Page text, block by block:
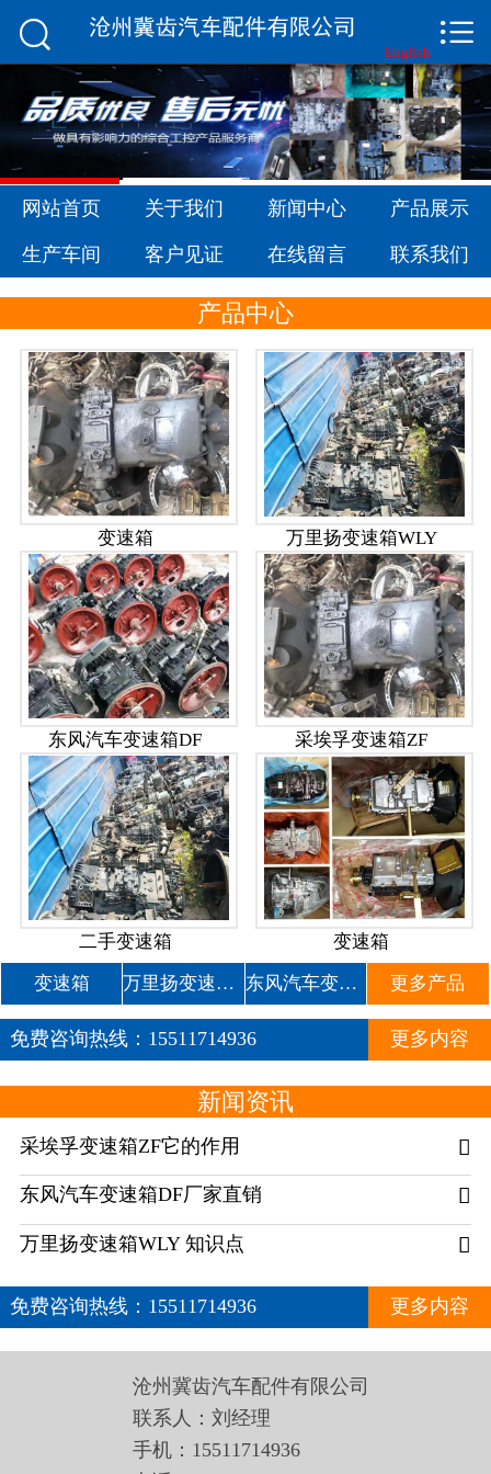
 网站首页
关于我们
新闻中心
产品展示
生产车间
在线留言
联系我们
English


网站首页 关于我们 新闻中心 产品展示
生产车间 客户见证 在线留言 联系我们
产品中心
变速箱 万里扬变速箱WLY
东风汽车变速箱DF 采埃孚变速箱ZF
二手变速箱 变速箱
变速箱 万里扬变速箱WLY 东风汽车变速箱DF 更多产品
免费咨询热线： 15511714936 更多内容
新闻资讯
采埃孚变速箱ZF它的作用 
东风汽车变速箱DF厂家直销 
万里扬变速箱WLY 知识点 
免费咨询热线： 15511714936 更多内容
沧州冀齿汽车配件有限公司
联系人：刘经理
手机：15511714936